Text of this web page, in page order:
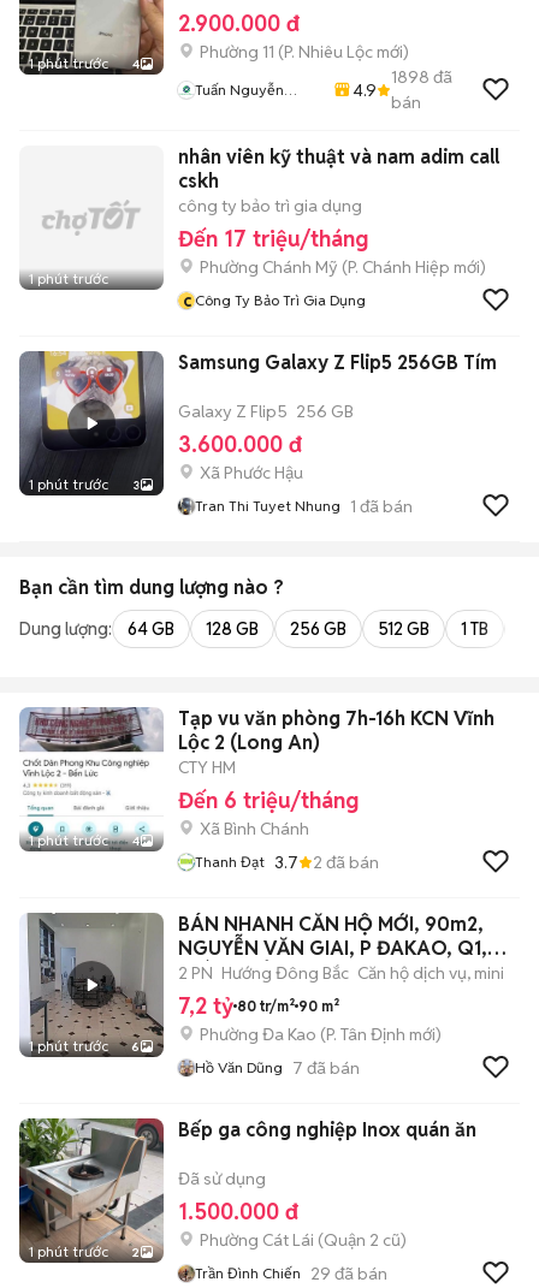
1 phút trước 4
2.900.000 đ
Phường 11 (P. Nhiêu Lộc mới)
Tuấn Nguyễn
4.9
1898 đã
bán
1 phút trước
nhân viên kỹ thuật và nam adim call
cskh
công ty bảo trì gia dụng
Đến 17 triệu/tháng
Phường Chánh Mỹ (P. Chánh Hiệp mới)
c Công Ty Bảo Trì Gia Dụng
1 phút trước 3
Samsung Galaxy Z Flip5 256GB Tím
Galaxy Z Flip5 256 GB
3.600.000 đ
Xã Phước Hậu
Tran Thi Tuyet Nhung 1 đã bán
Bạn cần tìm dung lượng nào ?
Dung lượng: 64 GB 128 GB 256 GB 512 GB 1 TB
1 phút trước 4
Tạp vu văn phòng 7h-16h KCN Vĩnh
Lộc 2 (Long An)
CTY HM
Đến 6 triệu/tháng
Xã Bình Chánh
Thanh Đạt 3.7 2 đã bán
1 phút trước 6
BÁN NHANH CĂN HỘ MỚI, 90m2,
NGUYỄN VĂN GIAI, P ĐAKAO, Q1,
GIÁ 7,2 TỶ,
2 PN Hướng Đông Bắc Căn hộ dịch vụ, mini
7,2 tỷ 80 tr/m² 90 m²
Phường Đa Kao (P. Tân Định mới)
Hồ Văn Dũng 7 đã bán
1 phút trước 2
Bếp ga công nghiệp Inox quán ăn
Đã sử dụng
1.500.000 đ
Phường Cát Lái (Quận 2 cũ)
Trần Đình Chiến 29 đã bán